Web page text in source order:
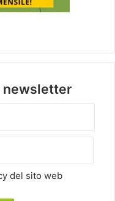
newsletter
del sito web